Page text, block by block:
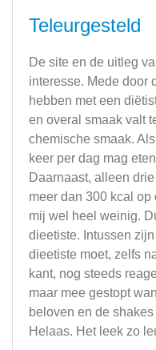
Teleurgesteld
De site en de uitleg
interesse. Mede door
hebben met een
en overal smaak valt
chemische smaak.
keer per dag mag
Daarnaast, alleen
meer dan 300 kcal
mij wel heel weinig.
dieetiste. Intussen
dieetiste moet, zelfs
kant, nog steeds
maar mee gestopt
beloven en de
Helaas. Het leek zo